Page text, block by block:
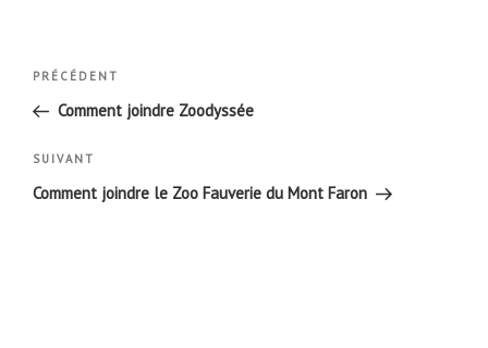
Navigation
l’article
Article
précédent
PRÉCÉDENT
Comment joindre Zoodyssée
Article
suivant
SUIVANT
Comment joindre le Zoo Fauverie du Mont Faron